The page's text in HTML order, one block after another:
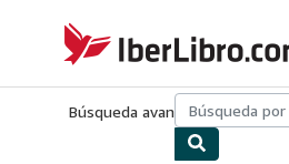
IberLibro.com
Búsqueda avanzadaColecciones